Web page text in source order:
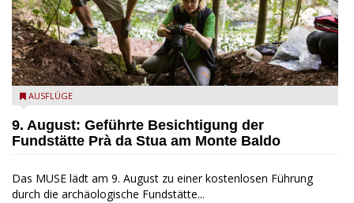
die archäologische Fundstätte Riparo Prà da Stua am Monte
AUSFLÜGE
9. August: Geführte Besichtigung der
Fundstätte Prà da Stua am Monte Baldo
Das MUSE lädt am 9. August zu einer kostenlosen Führung
durch die archäologische Fundstätte...